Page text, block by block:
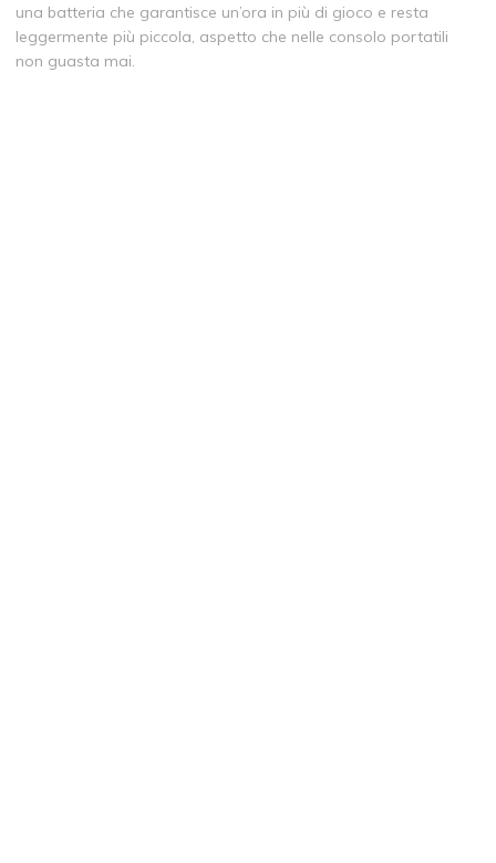
una batteria che garantisce un’ora in più di gioco e resta
leggermente più piccola, aspetto che nelle consolo portatili
non guasta mai.